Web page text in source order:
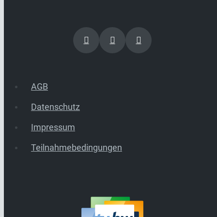
AGB
Datenschutz
Impressum
Teilnahmebedingungen